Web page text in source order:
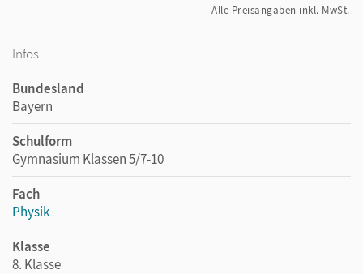
Alle Preisangaben inkl. MwSt.
Infos
Bundesland
Bayern
Schulform
Gymnasium Klassen 5/7-10
Fach
Physik
Klasse
8. Klasse